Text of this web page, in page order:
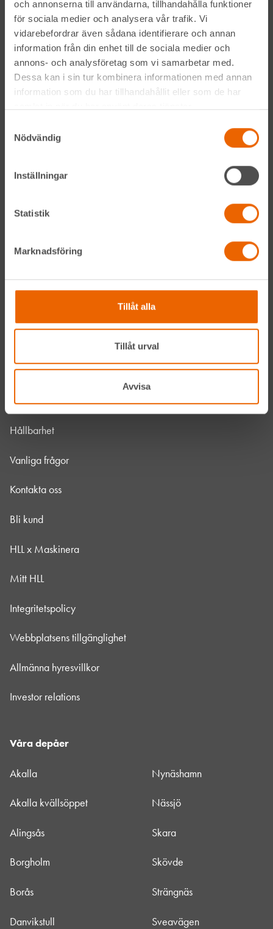
och annonserna till användarna, tillhandahålla funktioner
för sociala medier och analysera vår trafik. Vi
vidarebefordrar även sådana identifierare och annan
information från din enhet till de sociala medier och
annons- och analysföretag som vi samarbetar med.
Dessa kan i sin tur kombinera informationen med annan
information som du har tillhandahållit eller som de har
Nödvändig
Inställningar
Statistik
Marknadsföring
Tillåt alla
Tillåt urval
Avvisa
Genom att anmäla mig till nyhetsbrevet godkänner jag
Hyreslandslagetsintegritetspolicy.
Instagram
Navigation
Våra maskiner
HLLÅ! Vår värld
Om HLL
Hållbarhet
Vanliga frågor
Kontakta oss
Bli kund
HLL x Maskinera
Mitt HLL
Integritetspolicy
Webbplatsens tillgänglighet
Allmänna hyresvillkor
Investor relations
Våra depåer
Akalla
Akalla kvällsöppet
Alingsås
Borgholm
Borås
Danvikstull
Nynäshamn
Nässjö
Skara
Skövde
Strängnäs
Sveavägen